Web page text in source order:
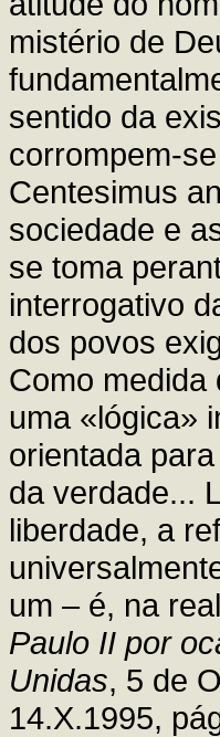
mistério de
sentido da
corrompem-
Centesimus
sociedade e
se toma
interrogativo
dos povos
Como medida
uma «lógica»
orientada
da verdade...
liberdade, a
um – é, na
Paulo II por
Unidas, 5 de
14.X.1995,